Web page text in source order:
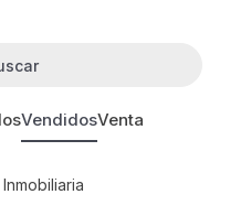
VendidosVenta